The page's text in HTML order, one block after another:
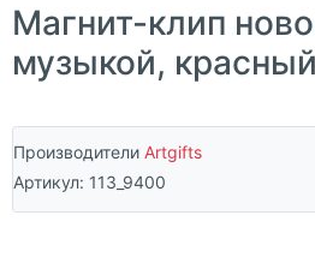
Магнит-клип
музыкой, красный
Производители Artgifts
Артикул: 113_9400